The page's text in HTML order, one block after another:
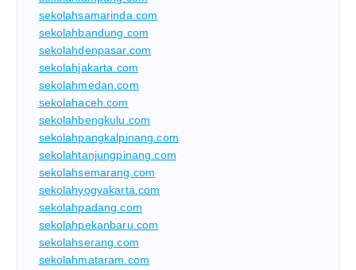
sekolahsamarinda.com
sekolahbandung.com
sekolahdenpasar.com
sekolahjakarta.com
sekolahmedan.com
sekolahaceh.com
sekolahbengkulu.com
sekolahpangkalpinang.com
sekolahtanjungpinang.com
sekolahsemarang.com
sekolahyogyakarta.com
sekolahpadang.com
sekolahpekanbaru.com
sekolahserang.com
sekolahmataram.com